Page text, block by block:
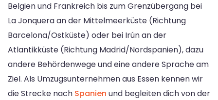
Belgien und Frankreich bis zum Grenzübergang bei
La Jonquera an der Mittelmeerküste (Richtung
Barcelona/Ostküste) oder bei Irún an der
Atlantikküste (Richtung Madrid/Nordspanien), dazu
andere Behördenwege und eine andere Sprache am
Ziel. Als Umzugsunternehmen aus Essen kennen wir
die Strecke nach Spanien und begleiten dich von der